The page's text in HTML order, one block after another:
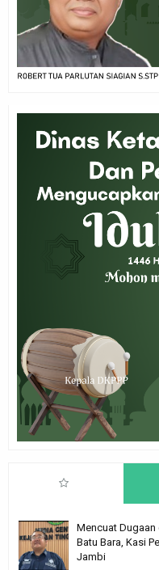
Mencuat Dugaan
Batu Bara, Kasi
Jambi